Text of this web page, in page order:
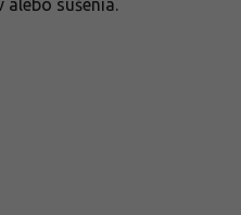
sušenia.